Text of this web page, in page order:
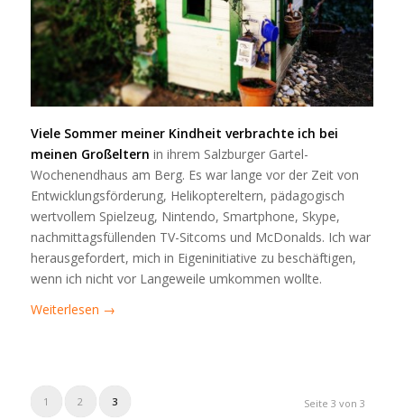
Viele Sommer meiner Kindheit verbrachte ich bei
meinen Großeltern in ihrem Salzburger Gartel-
Wochenendhaus am Berg. Es war lange vor der Zeit von
Entwicklungsförderung, Helikoptereltern, pädagogisch
wertvollem Spielzeug, Nintendo, Smartphone, Skype,
nachmittagsfüllenden TV-Sitcoms und McDonalds. Ich war
herausgefordert, mich in Eigeninitiative zu beschäftigen,
wenn ich nicht vor Langeweile umkommen wollte.
Weiterlesen →
Seite 3 von 3
1 2 3